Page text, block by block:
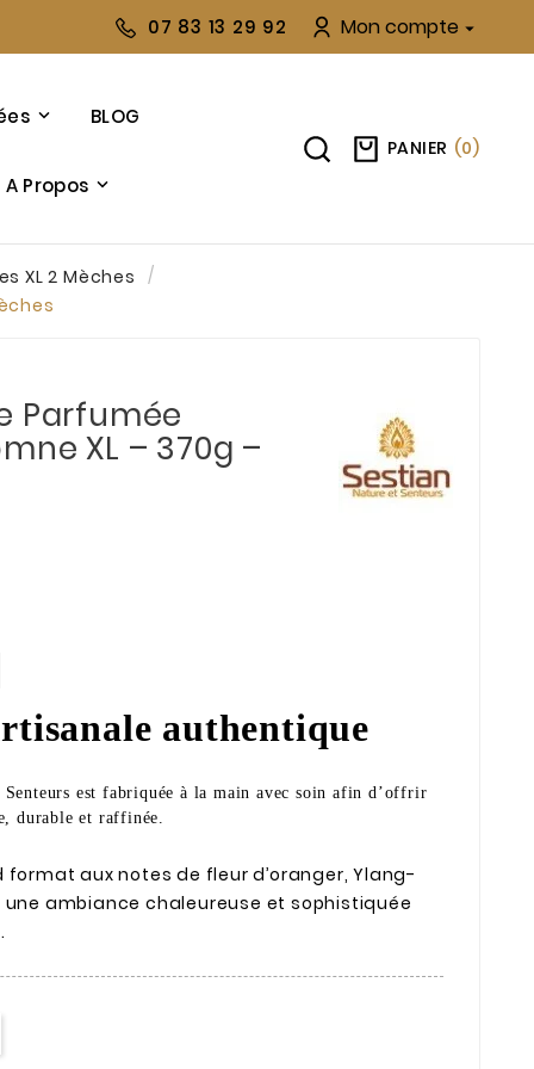
07 83 13 29 92 Mon compte 
BLOG
A Propos
PANIER (0)
XL 2 Mèches
Parfumée
XL – 370g –
authentique
Senteurs est fabriquée à la main avec soin afin d’offrir
durable et raffinée.
aux notes de fleur d’oranger, Ylang-
ambiance chaleureuse et sophistiquée